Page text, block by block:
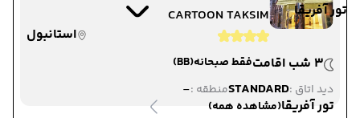
تور آفریقا
تور آفریقا(مشاهده همه)
CARTOON TAKSIM
استانبول
3 شب اقامت
فقط صبحانه(BB)
دید اتاق :STANDARDمنطقه :-